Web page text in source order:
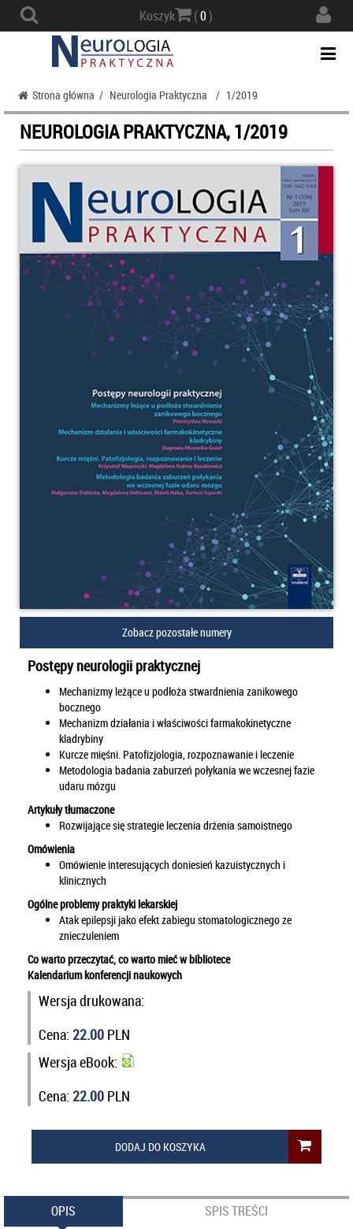
Koszyk (0)
Strona główna / Neurologia Praktyczna / 1/2019
NEUROLOGIA PRAKTYCZNA, 1/2019
Zobacz pozostałe numery
Postępy neurologii praktycznej
Mechanizmy leżące u podłoża stwardnienia zanikowego
bocznego
Mechanizm działania i właściwości farmakokinetyczne
kladrybiny
Kurcze mięśni. Patofizjologia, rozpoznawanie i leczenie
Metodologia badania zaburzeń połykania we wczesnej fazie
udaru mózgu
Artykuły tłumaczone
Rozwijające się strategie leczenia drżenia samoistnego
Omówienia
Omówienie interesujących doniesień kazuistycznych i
klinicznych
Ogólne problemy praktyki lekarskiej
Atak epilepsji jako efekt zabiegu stomatologicznego ze
znieczuleniem
Co warto przeczytać, co warto mieć w bibliotece
Kalendarium konferencji naukowych
Wersja drukowana:
Cena: 22.00 PLN
Wersja eBook:
Cena: 22.00 PLN
DODAJ DO KOSZYKA
OPIS SPIS TREŚCI